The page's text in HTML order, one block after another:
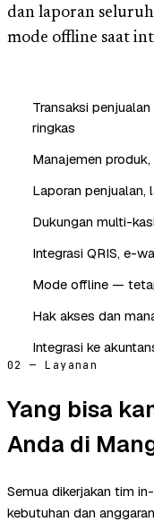
dan laporan
mode offline saat
Transaksi
ringkas
Manajemen
Laporan penjualan,
Dukungan multi-
Integrasi QRIS, e-
Mode offline —
Hak akses dan
Integrasi ke
02 — Layanan
Yang bisa
Anda di
Semua dikerjakan tim
kebutuhan dan